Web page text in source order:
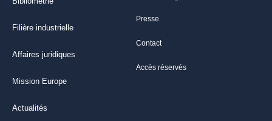
Presse
Contact
Accès réservés
Filière industrielle
Affaires juridiques
Mission Europe
Actualités